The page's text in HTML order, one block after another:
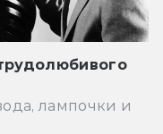
лампочки и